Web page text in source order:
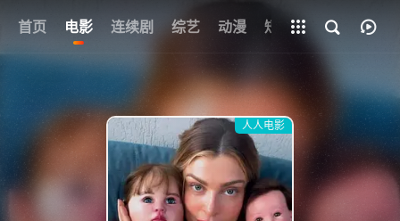
首页 电影 连续剧 综艺 动漫 短剧 网址
全部影片
人人电影